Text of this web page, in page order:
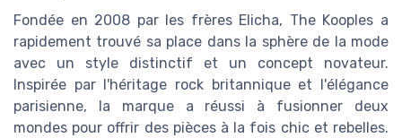
Fondée en 2008 par les frères Elicha, The Kooples a
rapidement trouvé sa place dans la sphère de la mode
avec un style distinctif et un concept novateur.
Inspirée par l'héritage rock britannique et l'élégance
parisienne, la marque a réussi à fusionner deux
mondes pour offrir des pièces à la fois chic et rebelles.